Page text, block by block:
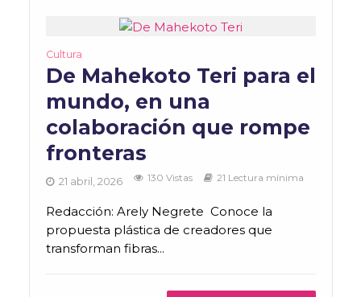
Cultura
De Mahekoto Teri para el
mundo, en una
colaboración que rompe
fronteras
21 abril, 2026 130 Vistas 21 Lectura mínima
Redacción: Arely Negrete Conoce la
propuesta plástica de creadores que
transforman fibras...